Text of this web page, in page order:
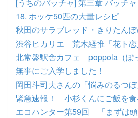
18. ホッケ50匹の大量レシピ
秋田のサラブレッド・きりたん
渋谷ヒカリエ 荒木経惟「花ト恋
北常盤駅舎カフェ poppola（ぽ
無事にご入学しました！
岡田斗司夫さんの「悩みのるつぼ
緊急速報！ 小杉くんにご飯を
エコハンター第59回 「まずは